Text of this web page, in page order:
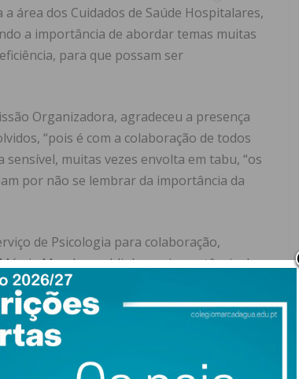
área dos Cuidados de Saúde Hospitalares,
a importância de abordar temas muitas
para que possam ser
Organizadora, agradeceu a presença
“pois é com a colaboração de todos
muitas vezes envolta em tabu, “os
por não se lembrar da importância da
de Psicologia para colaboração,
Mendes, sublinhou a importância de
com a autodeterminação das
direito humano.
partilha de experiências e
nas patologias neuromusculo-